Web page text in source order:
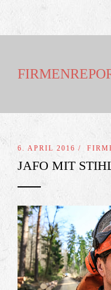
6. APRIL 2016 /
JAFO MIT